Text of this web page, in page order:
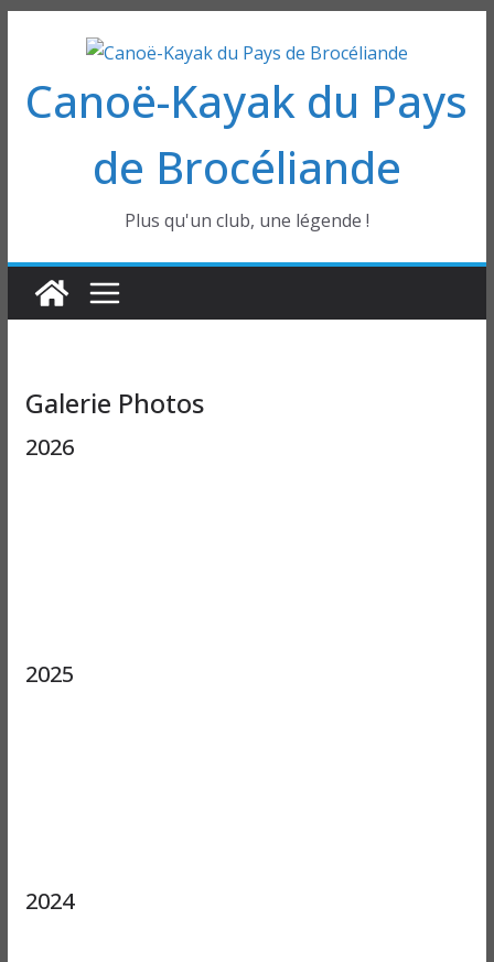
contenu
Canoë-Kayak du Pays
de Brocéliande
Plus qu'un club, une légende !
Galerie Photos
2026
2025
2024